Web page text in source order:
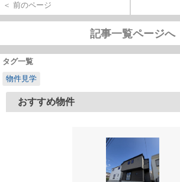
＜ 前のページ
記事一覧ページへ
タグ一覧
物件見学
おすすめ物件